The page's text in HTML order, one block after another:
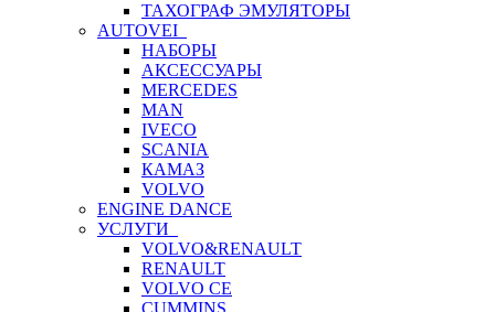
ТАХОГРАФ ЭМУЛЯТОРЫ
AUTOVEI
НАБОРЫ
АКСЕССУАРЫ
MERCEDES
MAN
IVECO
SCANIA
КАМАЗ
VOLVO
ENGINE DANCE
УСЛУГИ
VOLVO&RENAULT
RENAULT
VOLVO CE
CUMMINS